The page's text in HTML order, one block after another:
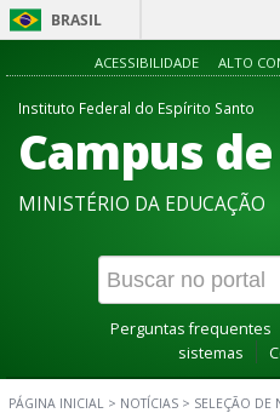
BRASIL
ACESSIBILIDADE ALTO
Instituto Federal do Espírito Santo
Campus
MINISTÉRIO DA EDUCAÇÃO
Perguntas frequentes
sistemas
PÁGINA INICIAL > NOTÍCIAS > SELEÇÃO DE